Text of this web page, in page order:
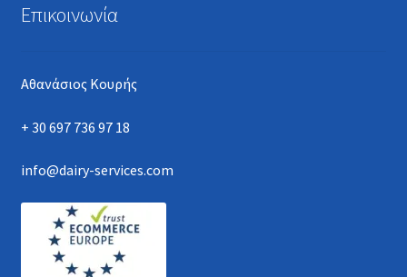
Επικοινωνία
Αθανάσιος Κουρής
+ 30 697 736 97 18
info@dairy-services.com